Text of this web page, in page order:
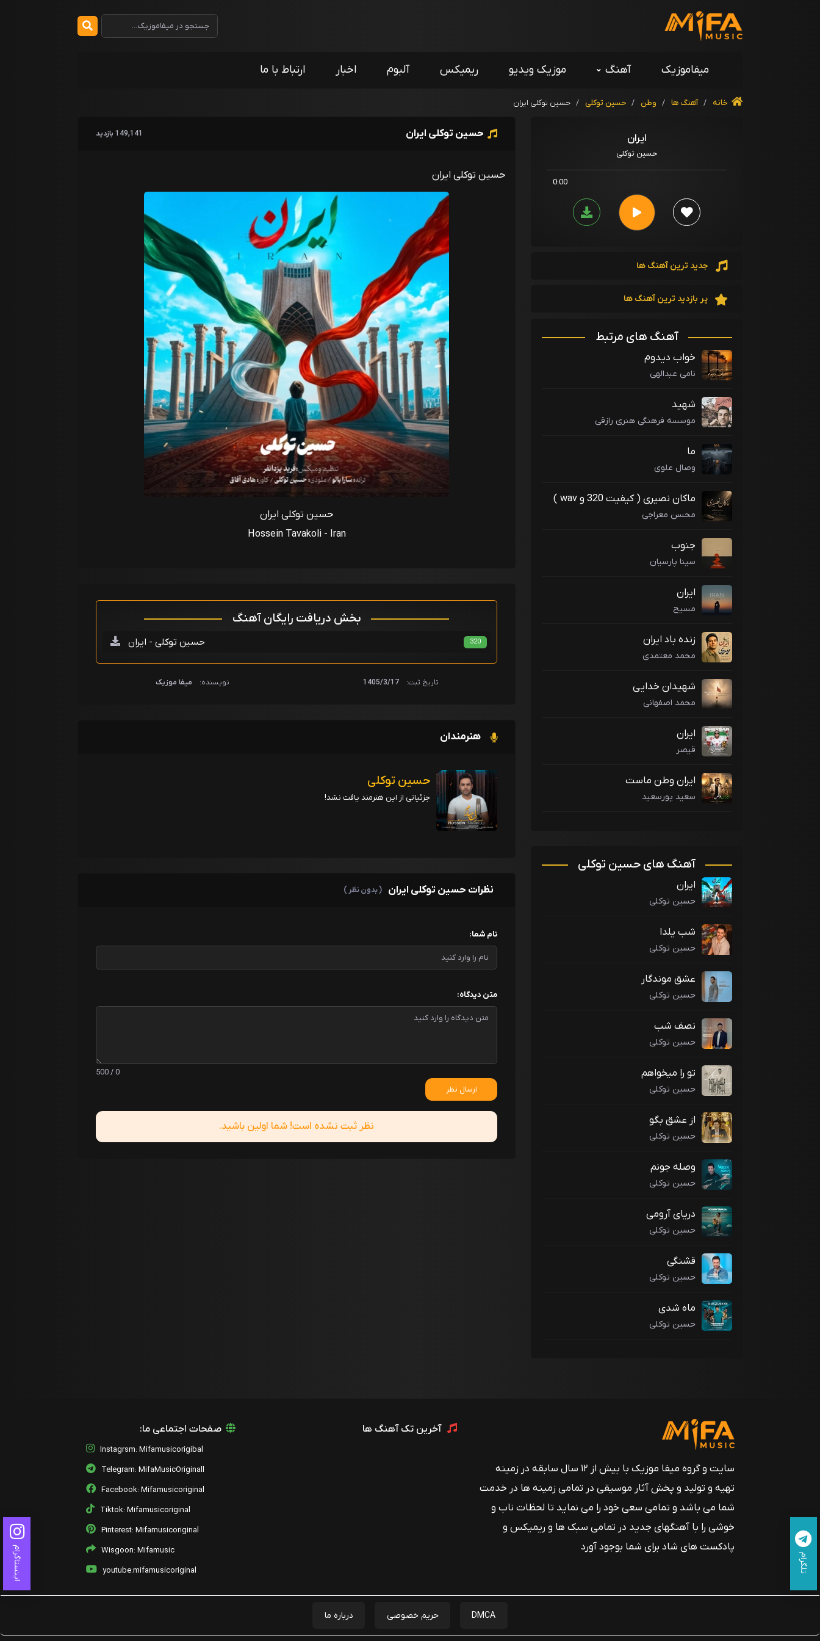
میفاموزیک آهنگ موزیک ویدیو ریمیکس آلبوم اخبار ارتباط با ما
خانه / آهنگ ها / وطن / حسین توکلی / حسین توکلی ایران
ایران
حسین توکلی
0:00
جدید ترین آهنگ ها
پر بازدید ترین آهنگ ها
آهنگ های مرتبط
خواب دیدوم
نامی عبدالهی
شهید
موسسه فرهنگی هنری رازقی
ما
وصال علوی
ماکان نصیری ( کیفیت 320 و wav )
محسن معراجی
جنوب
سینا پارسیان
ایران
مسیح
زنده باد ایران
محمد معتمدی
شهیدان خدایی
محمد اصفهانی
ایران
قیصر
ایران وطن ماست
سعید پورسعید
آهنگ های حسین توکلی
ایران
حسین توکلی
شب یلدا
حسین توکلی
عشق موندگار
حسین توکلی
نصف شب
حسین توکلی
تو را میخواهم
حسین توکلی
از عشق بگو
حسین توکلی
وصله جونم
حسین توکلی
دریای آرومی
حسین توکلی
قشنگی
حسین توکلی
ماه شدی
حسین توکلی
حسین توکلی ایران 149,141 بازدید
حسین توکلی ایران
حسین توکلی ایران
Hossein Tavakoli - Iran
بخش دریافت رایگان آهنگ
حسین توکلی - ایران 320
تاریخ ثبت: 1405/3/17 نویسنده: میفا موزیک
هنرمندان
حسین توکلی
جزئیاتی از این هنرمند یافت نشد!
نظرات حسین توکلی ایران ( بدون نظر )
نام شما:
متن دیدگاه:
0 / 500
ارسال نظر
نظر ثبت نشده است! شما اولین باشید.
سایت و گروه میفا موزیک با بیش از ۱۲ سال سابقه در زمینه
تهیه و تولید و پخش آثار موسیقی در تمامی زمینه ها در خدمت
شما می باشد و تمامی سعی خود را می نماید تا لحظات ناب و
خوشی را با آهنگهای جدید در تمامی سبک ها و ریمیکس و
پادکست های شاد برای شما بوجود آورد
آخرین تک آهنگ ها صفحات اجتماعی ما:
Instagrsm: Mifamusicorigibal
Telegram: MifaMusicOriginall
Facebook: Mifamusicoriginal
Tiktok: Mifamusicoriginal
Pinterest: Mifamusicoriginal
Wisgoon: Mifamusic
youtube:mifamusicoriginal
DMCA حریم خصوصی درباره ما
اینستاگرام تلگرام